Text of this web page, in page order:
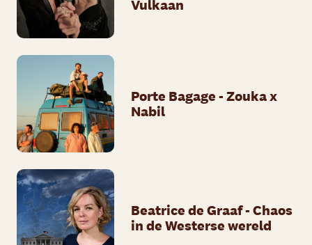
Vulkaan
Porte Bagage - Zouka x
Nabil
Beatrice de Graaf - Chaos
in de Westerse wereld